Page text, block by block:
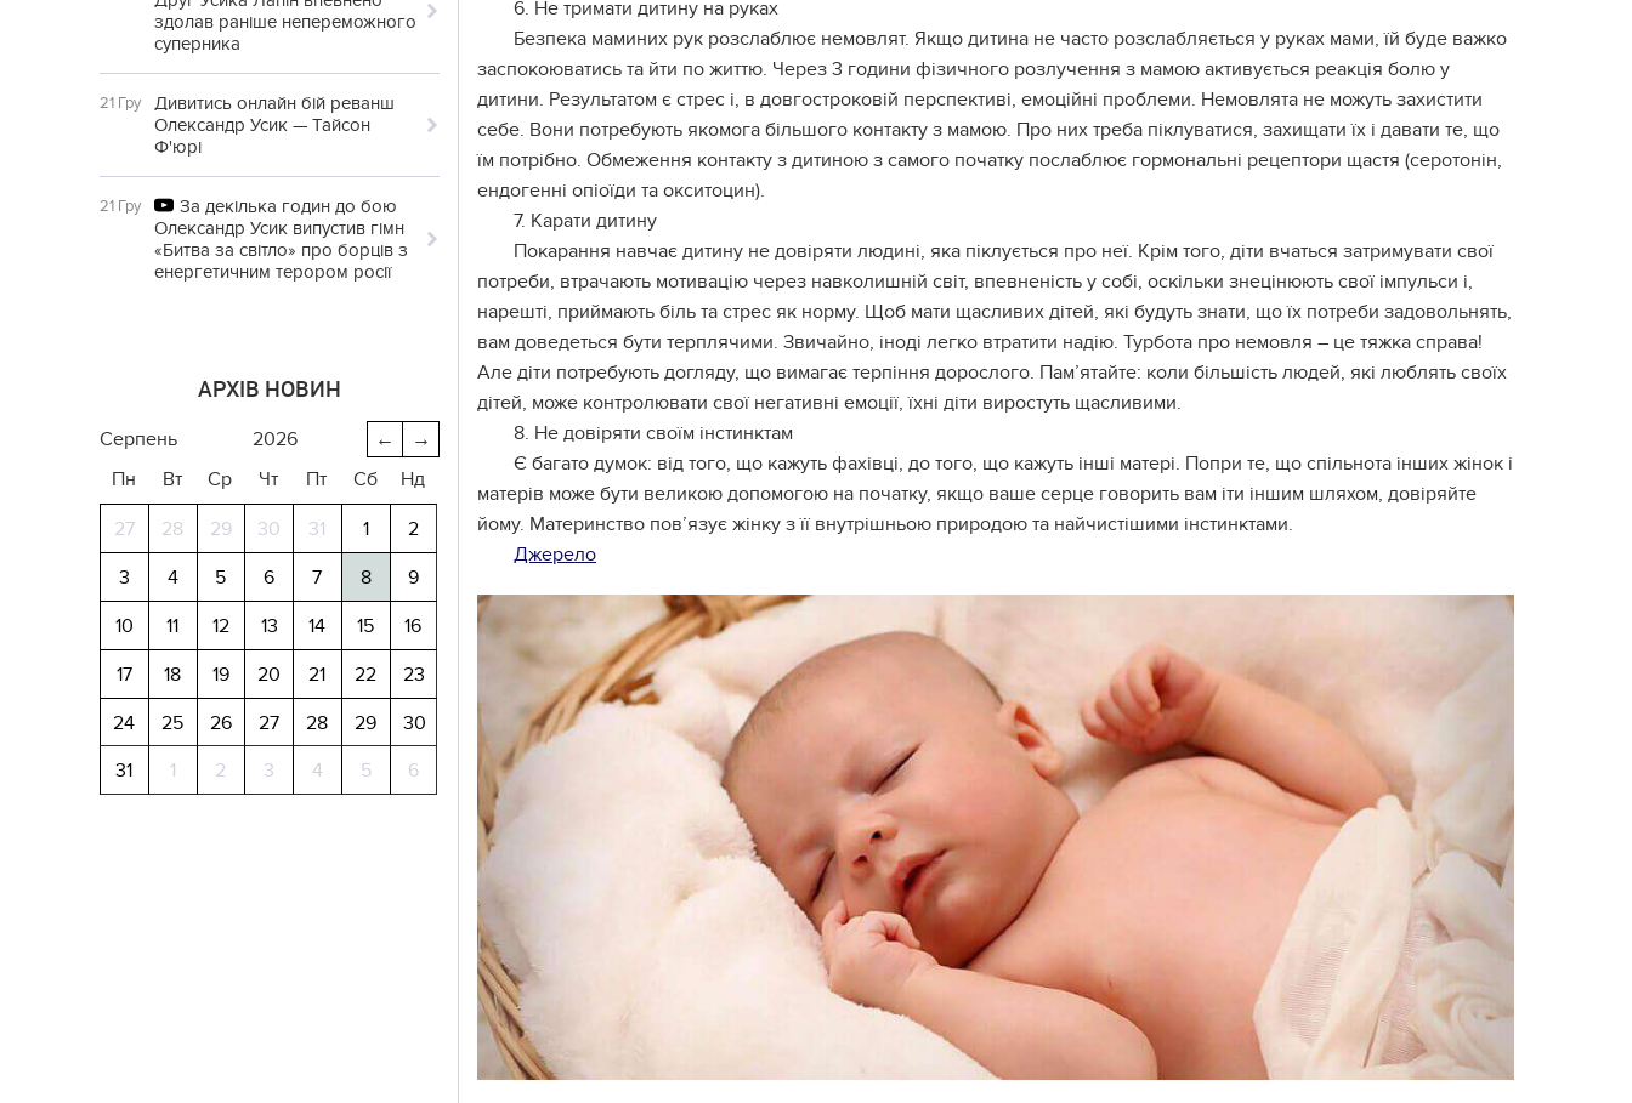
здолав раніше непереможного
суперника
21 Гру
Дивитись онлайн бій реванш
Олександр Усик — Тайсон
Ф'юрі
21 Гру
За декілька годин до бою
Олександр Усик випустив гімн
«Битва за світло» про борців з
енергетичним терором росії
АРХІВ НОВИН
→
←
серпень
2026
Пн
Вт Ср Чт Пт Сб Нд
27 28 29 30 31 1
2
3
4 5 6 7 8
9
10
11 12 13 14 15
16
17
18 19 20 21 22
23
24
25 26 27 28 29
30
31
1 2 3 4 5 6
6. Не тримати дитину на руках
Безпека маминих рук розслаблює немовлят. Якщо дитина не часто розслабляється у руках мами, їй буде важко
заспокоюватись та йти по життю. Через 3 години фізичного розлучення з мамою активується реакція болю у
дитини. Результатом є стрес і, в довгостроковій перспективі, емоційні проблеми. Немовлята не можуть захистити
себе. Вони потребують якомога більшого контакту з мамою. Про них треба піклуватися, захищати їх і давати те, що
їм потрібно. Обмеження контакту з дитиною з самого початку послаблює гормональні рецептори щастя (серотонін,
ендогенні опіоїди та окситоцин).
7. Карати дитину
Покарання навчає дитину не довіряти людині, яка піклується про неї. Крім того, діти вчаться затримувати свої
потреби, втрачають мотивацію через навколишній світ, впевненість у собі, оскільки знецінюють свої імпульси і,
нарешті, приймають біль та стрес як норму. Щоб мати щасливих дітей, які будуть знати, що їх потреби задовольнять,
вам доведеться бути терплячими. Звичайно, іноді легко втратити надію. Турбота про немовля – це тяжка справа!
Але діти потребують догляду, що вимагає терпіння дорослого. Пам’ятайте: коли більшість людей, які люблять своїх
дітей, може контролювати свої негативні емоції, їхні діти виростуть щасливими.
8. Не довіряти своїм інстинктам
Є багато думок: від того, що кажуть фахівці, до того, що кажуть інші матері. Попри те, що спільнота інших жінок і
матерів може бути великою допомогою на початку, якщо ваше серце говорить вам іти іншим шляхом, довіряйте
йому. Материнство пов’язує жінку з її внутрішньою природою та найчистішими інстинктами.
Джерело